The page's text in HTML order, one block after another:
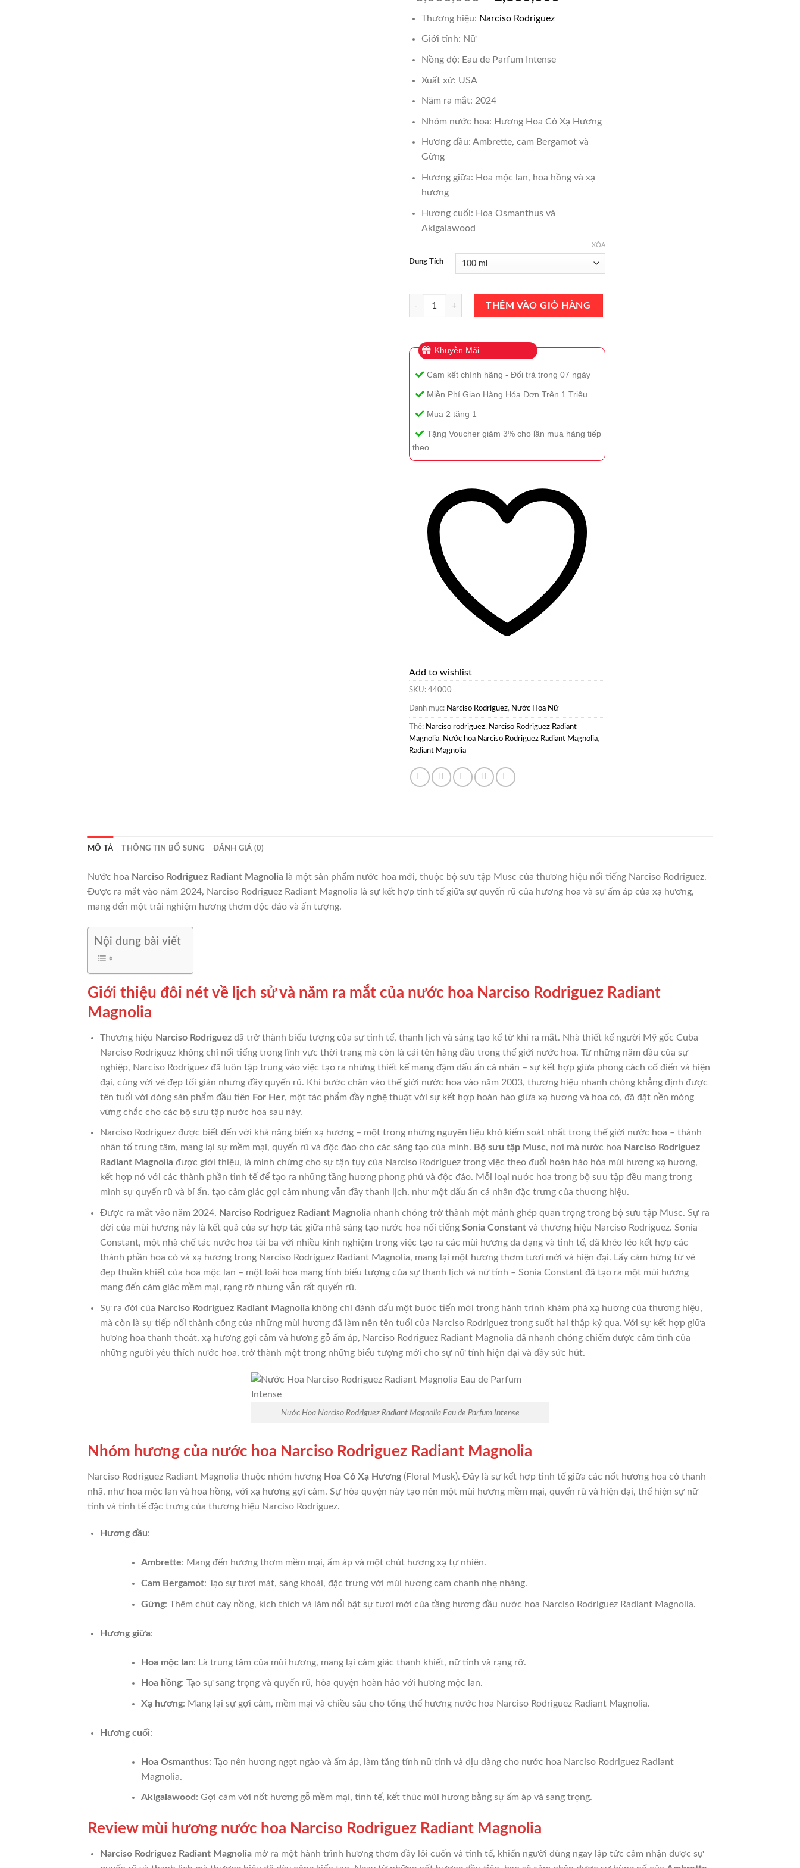
là:
Thương hiệu: Narciso Rodriguez
Giới tính: Nữ
Nồng độ: Eau de Parfum Intense
Xuất xứ: USA
Năm ra mắt: 2024
Nhóm nước hoa: Hương Hoa Cỏ Xạ Hương
Hương đầu: Ambrette, cam Bergamot và
Gừng
Hương giữa: Hoa mộc lan, hoa hồng và xạ
hương
Hương cuối: Hoa Osmanthus và
Akigalawood
Dung Tích
XÓA
Nước Hoa Narciso Rodriguez Radiant Magnolia Eau de Parfum Intense 100ml Chính Hãng số lượng
THÊM VÀO GIỎ HÀNG
Khuyễn Mãi
Cam kết chính hãng - Đổi trả trong 07 ngày
Miễn Phí Giao Hàng Hóa Đơn Trên 1 Triệu
Mua 2 tặng 1
Tặng Voucher giảm 3% cho lần mua hàng tiếp
theo
Add to wishlist
SKU: 44000
Danh mục: Narciso Rodriguez, Nước Hoa Nữ
Thẻ: Narciso rodriguez, Narciso Rodriguez Radiant
Magnolia, Nước hoa Narciso Rodriguez Radiant Magnolia,
Radiant Magnolia
MÔ TẢ THÔNG TIN BỔ SUNG ĐÁNH GIÁ (0)
Nước hoa Narciso Rodriguez Radiant Magnolia là một sản phẩm nước hoa mới, thuộc bộ sưu tập Musc của thương hiệu nổi tiếng Narciso Rodriguez.
Được ra mắt vào năm 2024, Narciso Rodriguez Radiant Magnolia là sự kết hợp tinh tế giữa sự quyến rũ của hương hoa và sự ấm áp của xạ hương,
mang đến một trải nghiệm hương thơm độc đáo và ấn tượng.
Nội dung bài viết
Giới thiệu đôi nét về lịch sử và năm ra mắt của nước hoa Narciso Rodriguez Radiant
Magnolia
Thương hiệu Narciso Rodriguezđã trở thành biểu tượng của sự tinh tế, thanh lịch và sáng tạo kể từ khi ra mắt. Nhà thiết kế người Mỹ gốc Cuba
Narciso Rodriguez không chỉ nổi tiếng trong lĩnh vực thời trang mà còn là cái tên hàng đầu trong thế giới nước hoa. Từ những năm đầu của sự
nghiệp, Narciso Rodriguez đã luôn tập trung vào việc tạo ra những thiết kế mang đậm dấu ấn cá nhân – sự kết hợp giữa phong cách cổ điển và hiện
đại, cùng với vẻ đẹp tối giản nhưng đầy quyến rũ. Khi bước chân vào thế giới nước hoa vào năm 2003, thương hiệu nhanh chóng khẳng định được
tên tuổi với dòng sản phẩm đầu tiên For Her, một tác phẩm đầy nghệ thuật với sự kết hợp hoàn hảo giữa xạ hương và hoa cỏ, đã đặt nền móng
vững chắc cho các bộ sưu tập nước hoa sau này.
Narciso Rodriguez được biết đến với khả năng biến xạ hương – một trong những nguyên liệu khó kiểm soát nhất trong thế giới nước hoa – thành
nhân tố trung tâm, mang lại sự mềm mại, quyến rũ và độc đáo cho các sáng tạo của mình. Bộ sưu tập Musc, nơi mà nước hoa Narciso Rodriguez
Radiant Magnoliađược giới thiệu, là minh chứng cho sự tận tụy của Narciso Rodriguez trong việc theo đuổi hoàn hảo hóa mùi hương xạ hương,
kết hợp nó với các thành phần tinh tế để tạo ra những tầng hương phong phú và độc đáo. Mỗi loại nước hoa trong bộ sưu tập đều mang trong
mình sự quyến rũ và bí ẩn, tạo cảm giác gợi cảm nhưng vẫn đầy thanh lịch, như một dấu ấn cá nhân đặc trưng của thương hiệu.
Được ra mắt vào năm 2024, Narciso Rodriguez Radiant Magnolianhanh chóng trở thành một mảnh ghép quan trọng trong bộ sưu tập Musc. Sự ra
đời của mùi hương này là kết quả của sự hợp tác giữa nhà sáng tạo nước hoa nổi tiếng Sonia Constantvà thương hiệu Narciso Rodriguez. Sonia
Constant, một nhà chế tác nước hoa tài ba với nhiều kinh nghiệm trong việc tạo ra các mùi hương đa dạng và tinh tế, đã khéo léo kết hợp các
thành phần hoa cỏ và xạ hương trong Narciso Rodriguez Radiant Magnolia, mang lại một hương thơm tươi mới và hiện đại. Lấy cảm hứng từ vẻ
đẹp thuần khiết của hoa mộc lan – một loài hoa mang tính biểu tượng của sự thanh lịch và nữ tính – Sonia Constant đã tạo ra một mùi hương
mang đến cảm giác mềm mại, rạng rỡ nhưng vẫn rất quyến rũ.
Sự ra đời của Narciso Rodriguez Radiant Magnoliakhông chỉ đánh dấu một bước tiến mới trong hành trình khám phá xạ hương của thương hiệu,
mà còn là sự tiếp nối thành công của những mùi hương đã làm nên tên tuổi của Narciso Rodriguez trong suốt hai thập kỷ qua. Với sự kết hợp giữa
hương hoa thanh thoát, xạ hương gợi cảm và hương gỗ ấm áp, Narciso Rodriguez Radiant Magnolia đã nhanh chóng chiếm được cảm tình của
những người yêu thích nước hoa, trở thành một trong những biểu tượng mới cho sự nữ tính hiện đại và đầy sức hút.
Nước Hoa Narciso Rodriguez Radiant Magnolia Eau de Parfum Intense
Nhóm hương của nước hoa Narciso Rodriguez Radiant Magnolia
Narciso Rodriguez Radiant Magnolia thuộc nhóm hương Hoa Cỏ Xạ Hương(Floral Musk). Đây là sự kết hợp tinh tế giữa các nốt hương hoa cỏ thanh
nhã, như hoa mộc lan và hoa hồng, với xạ hương gợi cảm. Sự hòa quyện này tạo nên một mùi hương mềm mại, quyến rũ và hiện đại, thể hiện sự nữ
tính và tinh tế đặc trưng của thương hiệu Narciso Rodriguez.
Hương đầu:
Ambrette: Mang đến hương thơm mềm mại, ấm áp và một chút hương xạ tự nhiên.
Cam Bergamot: Tạo sự tươi mát, sảng khoái, đặc trưng với mùi hương cam chanh nhẹ nhàng.
Gừng: Thêm chút cay nồng, kích thích và làm nổi bật sự tươi mới của tầng hương đầu nước hoa Narciso Rodriguez Radiant Magnolia.
Hương giữa:
Hoa mộc lan: Là trung tâm của mùi hương, mang lại cảm giác thanh khiết, nữ tính và rạng rỡ.
Hoa hồng: Tạo sự sang trọng và quyến rũ, hòa quyện hoàn hảo với hương mộc lan.
Xạ hương: Mang lại sự gợi cảm, mềm mại và chiều sâu cho tổng thể hương nước hoa Narciso Rodriguez Radiant Magnolia.
Hương cuối:
Hoa Osmanthus: Tạo nên hương ngọt ngào và ấm áp, làm tăng tính nữ tính và dịu dàng cho nước hoa Narciso Rodriguez Radiant
Magnolia.
Akigalawood: Gợi cảm với nốt hương gỗ mềm mại, tinh tế, kết thúc mùi hương bằng sự ấm áp và sang trọng.
Review mùi hương nước hoa Narciso Rodriguez Radiant Magnolia
Narciso Rodriguez Radiant Magnoliamở ra một hành trình hương thơm đầy lôi cuốn và tinh tế, khiến người dùng ngay lập tức cảm nhận được sự